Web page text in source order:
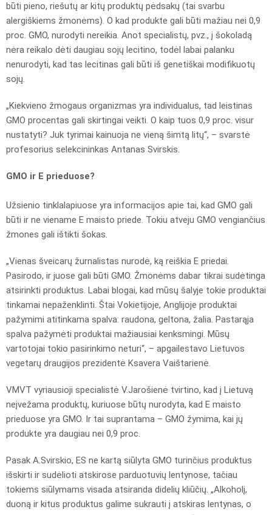
būti pieno, riešutų ar kitų produktų pėdsakų (tai svarbu
alergiškiems žmonėms). O kad produkte gali būti mažiau nei 0,9
proc. GMO, nurodyti nereikia. Anot specialistų, pvz., į šokoladą
nėra reikalo dėti daugiau sojų lecitino, todėl labai palanku
nenurodyti, kad tas lecitinas gali būti iš genetiškai modifikuotų
sojų.
„Kiekvieno žmogaus organizmas yra individualus, tad leistinas
GMO procentas gali skirtingai veikti. O kaip tuos 0,9 proc. visur
nustatyti? Juk tyrimai kainuoja ne vieną šimtą litų“, – svarstė
profesorius selekcininkas Antanas Svirskis.
GMO ir E prieduose?
Užsienio tinklalapiuose yra informacijos apie tai, kad GMO gali
būti ir ne viename E maisto priede. Tokiu atveju GMO vengiančius
žmones gali ištikti šokas.
„Vienas šveicarų žurnalistas nurodė, ką reiškia E priedai.
Pasirodo, ir juose gali būti GMO. Žmonėms dabar tikrai sudėtinga
atsirinkti produktus. Labai blogai, kad mūsų šalyje tokie produktai
tinkamai nepaženklinti. Štai Vokietijoje, Anglijoje produktai
pažymimi atitinkama spalva: raudona, geltona, žalia. Pastarąja
spalva pažymėti produktai mažiausiai kenksmingi. Mūsų
vartotojai tokio pasirinkimo neturi“, – apgailestavo Lietuvos
vegetarų draugijos prezidentė Ksavera Vaištarienė.
VMVT vyriausioji specialistė V.Jarošienė tvirtino, kad į Lietuvą
neįvežama produktų, kuriuose būtų nurodyta, kad E maisto
prieduose yra GMO. Ir tai suprantama – GMO žymima, kai jų
produkte yra daugiau nei 0,9 proc.
Pasak A.Svirskio, ES ne kartą siūlyta GMO turinčius produktus
išskirti ir sudėlioti atskirose parduotuvių lentynose, tačiau
tokiems siūlymams visada atsiranda didelių kliūčių. „Alkoholį,
duoną ir kitus produktus galime sukrauti į atskiras lentynas, o